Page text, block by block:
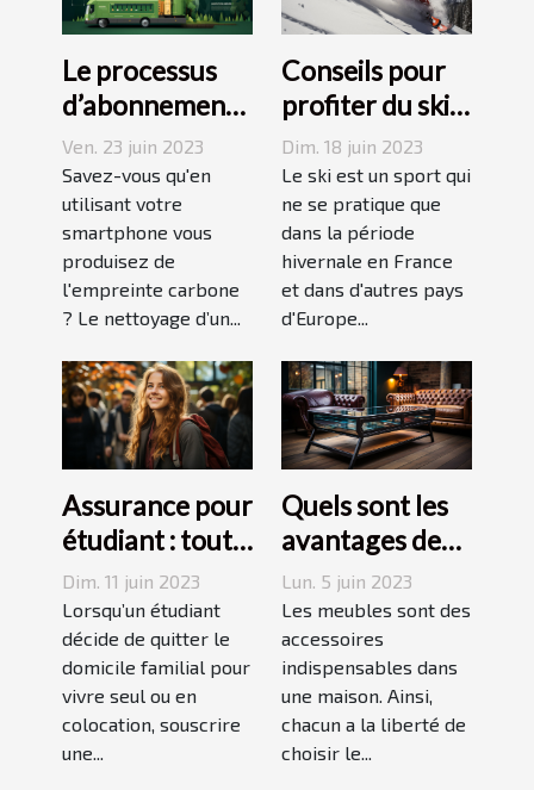
Le processus
d’abonnement
et de réduction
de votre
empreinte
carbone avec
un forfait
mobile
Ven. 23 juin 2023
Savez-vous qu'en
utilisant votre
smartphone vous
produisez de
l'empreinte carbone
? Le nettoyage d’un...
Conseils pour
profiter du ski
en juin, juillet,
août ou
septembre
Dim. 18 juin 2023
Le ski est un sport qui
ne se pratique que
dans la période
hivernale en France
et dans d'autres pays
d'Europe...
Assurance pour
étudiant : tout
ce qu’il faut
savoir avant de
choisir
Dim. 11 juin 2023
Lorsqu’un étudiant
décide de quitter le
domicile familial pour
vivre seul ou en
colocation, souscrire
une...
Quels sont les
avantages des
tables basses
industrielles ?
Lun. 5 juin 2023
Les meubles sont des
accessoires
indispensables dans
une maison. Ainsi,
chacun a la liberté de
choisir le...